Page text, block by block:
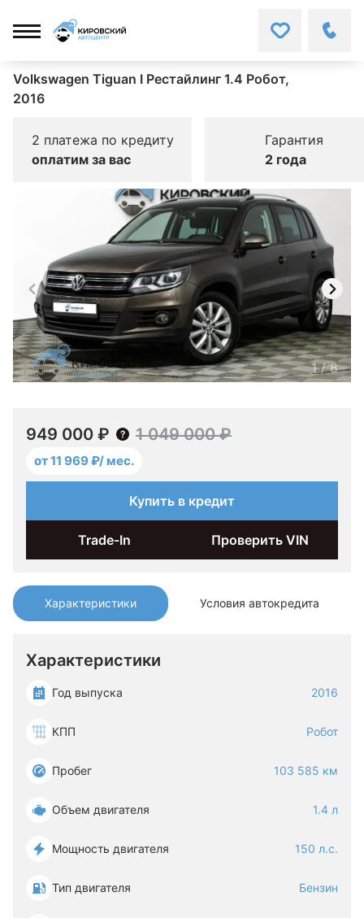
Volkswagen Tiguan I Рестайлинг 1.4 Робот,
2016
2 платежа по кредиту
оплатим за вас
Гарантия
2 года
Характеристики Условия автокредита
Характеристики
Год выпуска 2016
КПП Робот
Пробег 103 585 км
Объем двигателя 1.4 л
Мощность двигателя 150 л.с.
Тип двигателя Бензин
1/8
949 000 ₽ 1 049 000 ₽
от 11 969 ₽/ мес.
Купить в кредит
Trade-In Проверить VIN